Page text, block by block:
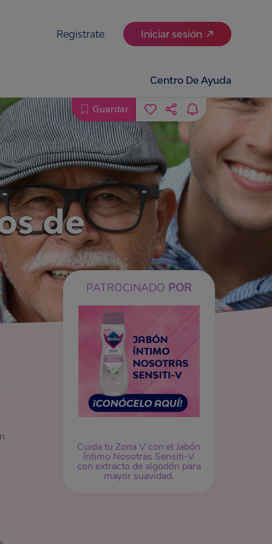
Registrate Iniciar sesión
Centro De Ayuda
de
PATROCINADO POR
Cuida tu Zona V con el Jabón
Íntimo Nosotras Sensiti-V
con extracto de algodón para
mayor suavidad.
Guardar